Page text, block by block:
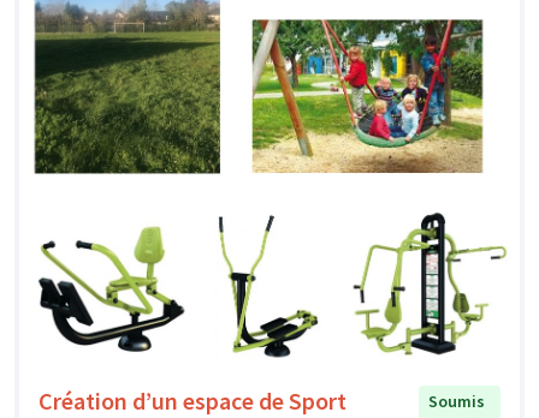
Création d’un espace de Sport
Soumis